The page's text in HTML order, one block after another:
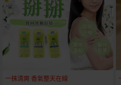
一抹清爽 香氣整天在線